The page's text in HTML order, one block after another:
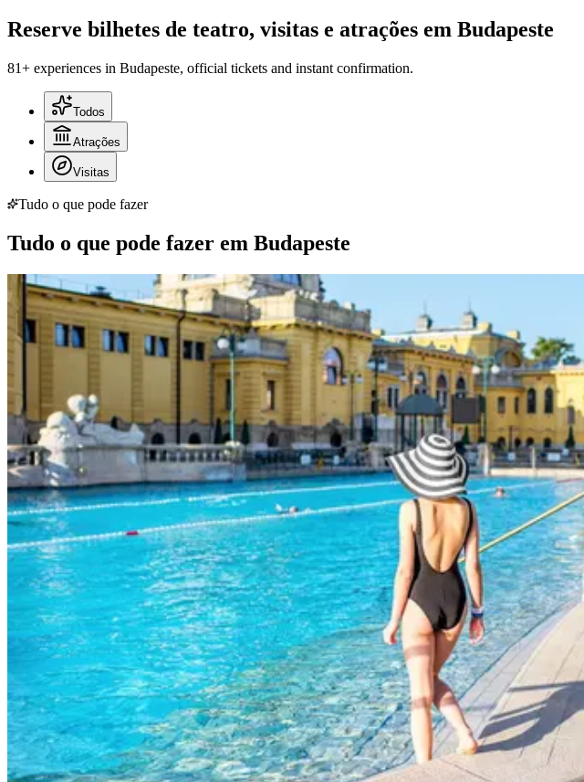
Reserve bilhetes de teatro, visitas e atrações em Budapeste
81+ experiences in Budapeste, official tickets and instant confirmation.
Todos
Atrações
Visitas
Tudo o que pode fazer
Tudo o que pode fazer em Budapeste